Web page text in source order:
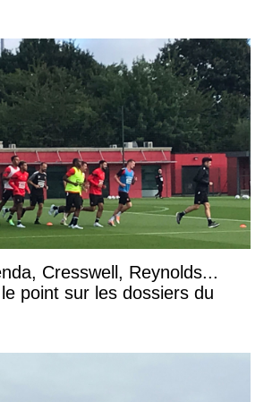
Cresswell, Reynolds...
point sur les dossiers du